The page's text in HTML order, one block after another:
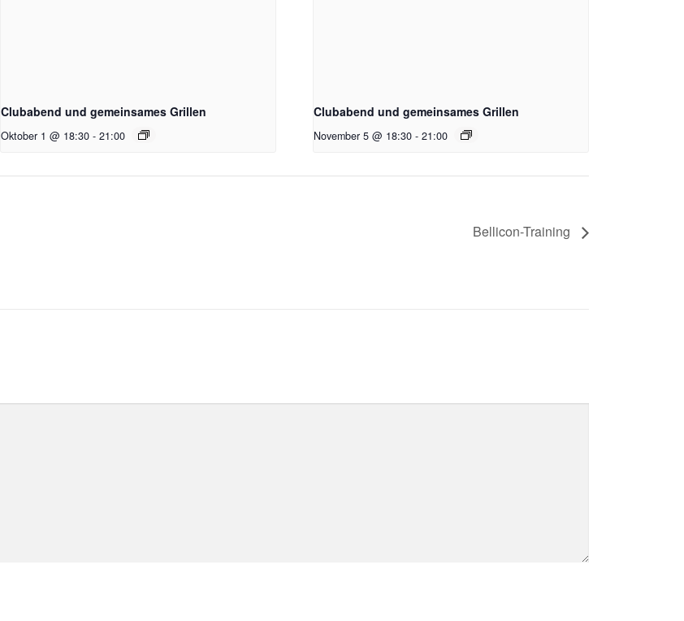
Clubabend und gemeinsames Grillen
Oktober 1 @ 18:30 - 21:00
Clubabend und gemeinsames Grillen
November 5 @ 18:30 - 21:00
Bellicon-Training